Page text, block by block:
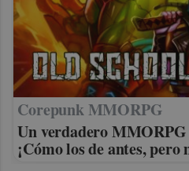
Corepunk MMORPG
Un verdadero MMORPG
¡Cómo los de antes, pero